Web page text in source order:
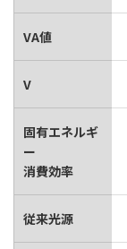
VA値
V
固有エネルギ
ー
消費効率
従来光源